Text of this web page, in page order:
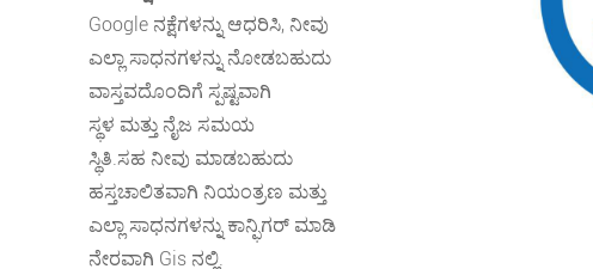
Google ನಕ್ಷೆಗಳನ್ನು ಆಧರಿಸಿ, ನೀವು
ಎಲ್ಲಾ ಸಾಧನಗಳನ್ನು ನೋಡಬಹುದು
ವಾಸ್ತವದೊಂದಿಗೆ ಸ್ಪಷ್ಟವಾಗಿ
ಸ್ಥಳ ಮತ್ತು ನೈಜ ಸಮಯ
ಸ್ಥಿತಿ.ಸಹ ನೀವು ಮಾಡಬಹುದು
ಹಸ್ತಚಾಲಿತವಾಗಿ ನಿಯಂತ್ರಣ ಮತ್ತು
ಎಲ್ಲಾ ಸಾಧನಗಳನ್ನು ಕಾನ್ಫಿಗರ್ ಮಾಡಿ
ನೇರವಾಗಿ Gis ನಲ್ಲಿ.